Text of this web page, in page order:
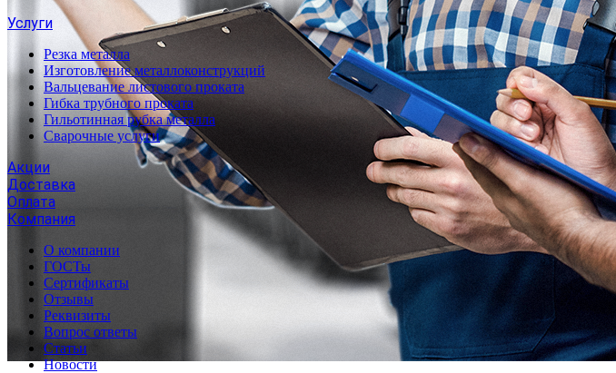
Услуги
Резка металла
Изготовление металлоконструкций
Вальцевание листового проката
Гибка трубного проката
Гильотинная рубка металла
Сварочные услуги
Акции
Доставка
Оплата
Компания
О компании
ГОСТы
Сертификаты
Отзывы
Реквизиты
Вопрос ответы
Статьи
Новости